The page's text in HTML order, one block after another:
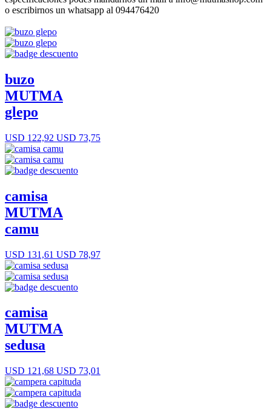
o escribirnos un whatsapp al 094476420
buzo
MUTMA
glepo
USD 122,92 USD 73,75
camisa
MUTMA
camu
USD 131,61 USD 78,97
camisa
MUTMA
sedusa
USD 121,68 USD 73,01